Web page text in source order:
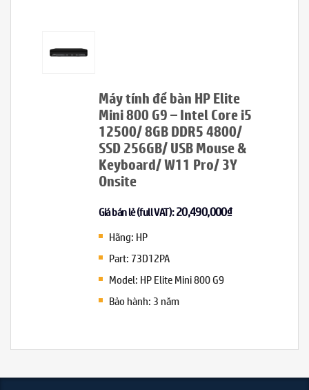
Máy tính để bàn HP Elite
Mini 800 G9 – Intel Core i5
12500/ 8GB DDR5 4800/
SSD 256GB/ USB Mouse &
Keyboard/ W11 Pro/ 3Y
Onsite
Giá bán lẻ (full VAT):20,490,000₫
Hãng: HP
Part: 73D12PA
Model: HP Elite Mini 800 G9
Bảo hành: 3 năm